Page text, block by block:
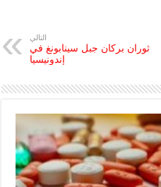
التالي
ثوران بركان جبل سينابونغ في
إندونيسيا